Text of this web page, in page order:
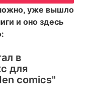
уже вышло
и оно здесь
в
для
comics"